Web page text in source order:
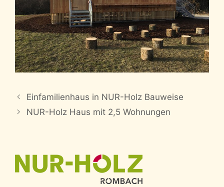
Einfamilienhaus in NUR-Holz Bauweise
NUR-Holz Haus mit 2,5 Wohnungen